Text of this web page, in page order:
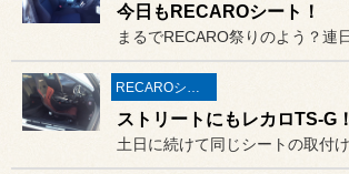
今日もRECAROシート！
RECAROシート
ストリートにもレカロTS-G！